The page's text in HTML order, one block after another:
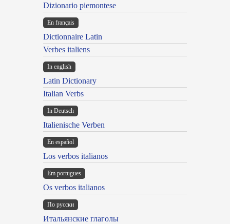
Dizionario piemontese
En français
Dictionnaire Latin
Verbes italiens
In english
Latin Dictionary
Italian Verbs
In Deutsch
Italienische Verben
En español
Los verbos italianos
Em portugues
Os verbos italianos
По русски
Итальянские глаголы